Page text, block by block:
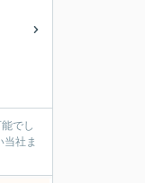
でし
社ま